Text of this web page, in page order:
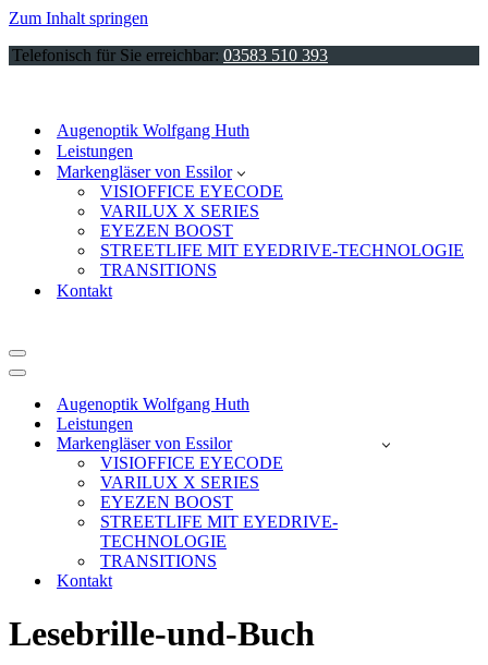
Zum Inhalt springen
Telefonisch für Sie erreichbar: 03583 510 393
Augenoptik Wolfgang Huth
Leistungen
Markengläser von Essilor
VISIOFFICE EYECODE
VARILUX X SERIES
EYEZEN BOOST
STREETLIFE MIT EYEDRIVE-TECHNOLOGIE
TRANSITIONS
Kontakt
Navigationsmenü
Navigationsmenü
Augenoptik Wolfgang Huth
Leistungen
Markengläser von Essilor
VISIOFFICE EYECODE
VARILUX X SERIES
EYEZEN BOOST
STREETLIFE MIT EYEDRIVE-
TECHNOLOGIE
TRANSITIONS
Kontakt
Lesebrille-und-Buch